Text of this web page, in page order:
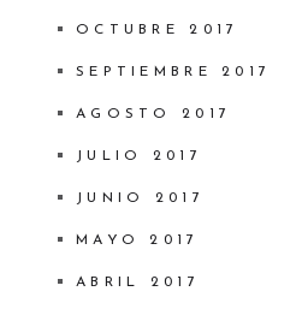
OCTUBRE 2017
SEPTIEMBRE 2017
AGOSTO 2017
JULIO 2017
JUNIO 2017
MAYO 2017
ABRIL 2017